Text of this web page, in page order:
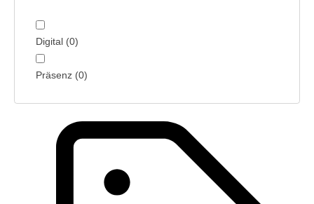
Digital (0)
Präsenz (0)